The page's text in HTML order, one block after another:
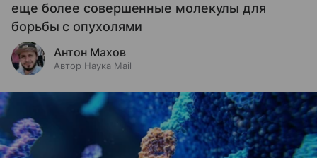
еще более совершенные молекулы для
борьбы с опухолями
Антон Махов
Автор Наука Mail